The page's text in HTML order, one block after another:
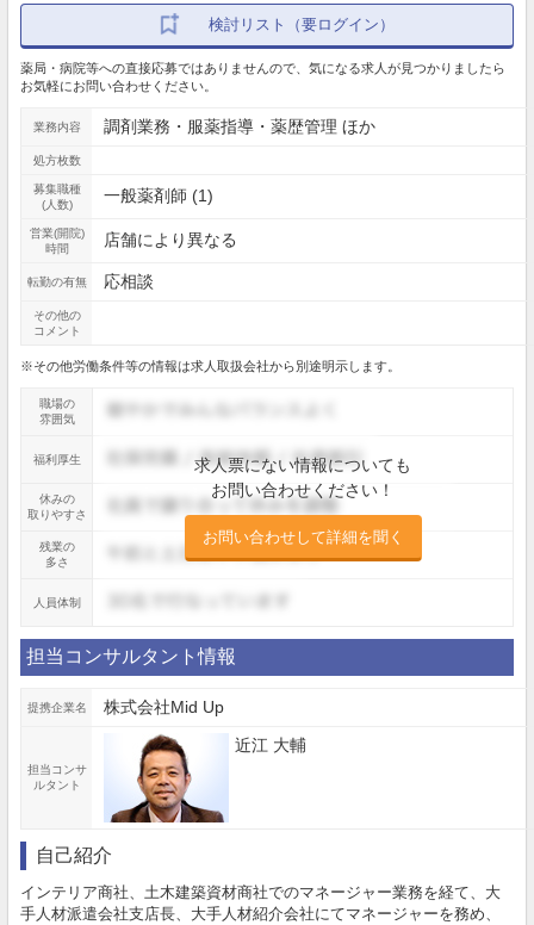
検討リスト（要ログイン）
薬局・病院等への直接応募ではありませんので、気になる求人が見つかりましたら
お気軽にお問い合わせください。
業務内容 調剤業務・服薬指導・薬歴管理 ほか
処方枚数
募集職種
(人数)
一般薬剤師 (1)
営業(開院)
時間
店舗により異なる
転勤の有無 応相談
その他の
コメント
※その他労働条件等の情報は求人取扱会社から別途明示します。
職場の
雰囲気
求人票にない情報についても
お問い合わせください！
お問い合わせして詳細を聞く
福利厚生
休みの
取りやすさ
残業の
多さ
人員体制
担当コンサルタント情報
提携企業名 株式会社Mid Up
担当コンサ
ルタント
近江 大輔
自己紹介
インテリア商社、土木建築資材商社でのマネージャー業務を経て、大
手人材派遣会社支店長、大手人材紹介会社にてマネージャーを務め、